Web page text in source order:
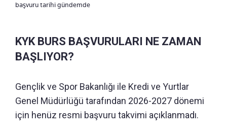
başvuru tarihi gündemde
KYK BURS BAŞVURULARI NE ZAMAN
BAŞLIYOR?
Gençlik ve Spor Bakanlığı ile Kredi ve Yurtlar
Genel Müdürlüğü tarafından 2026-2027 dönemi
için henüz resmi başvuru takvimi açıklanmadı.